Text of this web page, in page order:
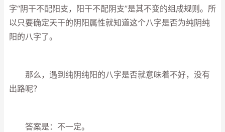
字“阴干不配阳支，阳干不配阴支”是其不变的组成规则。所
以只要确定天干的阴阳属性就知道这个八字是否为纯阴纯
阳的八字了。
那么，遇到纯阴纯阳的八字是否就意味着不好，没有
出路呢？
答案是：不一定。